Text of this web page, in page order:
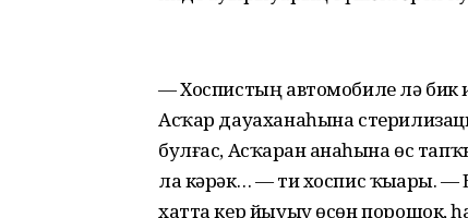
— Хоспистың автомобиле лә бик
Асҡар дауаханаһына
булғас, Асҡарҙан аҙнаһына өс
ла кәрәк… — ти хоспис ҡыҙҙары. —
хатта кер йыуыу өсөн порошок,